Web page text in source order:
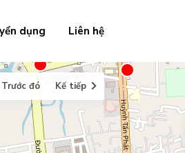
dụng Liên hệ
Trước đó Kế tiếp